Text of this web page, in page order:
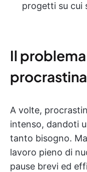
progetti su cui
Il
A volte,
intenso, dandoti
tanto bisogno.
lavoro pieno di
pause brevi ed